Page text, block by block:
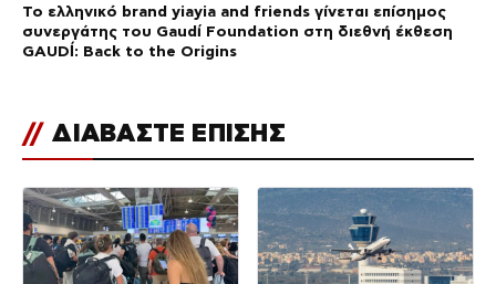
Το ελληνικό brand yiayia and friends γίνεται επίσημος
συνεργάτης του Gaudí Foundation στη διεθνή έκθεση
GAUDÍ: Back to the Origins
// ΔΙΑΒΑΣΤΕ ΕΠΙΣΗΣ